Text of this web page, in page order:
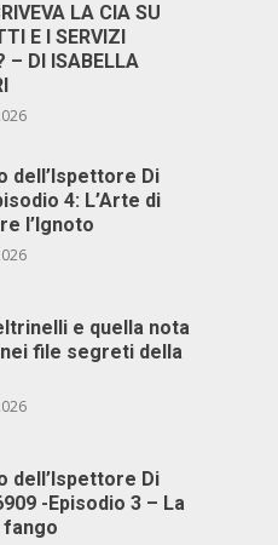
LA CIA SU
E I SERVIZI
– DI ISABELLA
dell’Ispettore Di
4: L’Arte di
l’Ignoto
e quella nota
file segreti della
dell’Ispettore Di
-Episodio 3 – La